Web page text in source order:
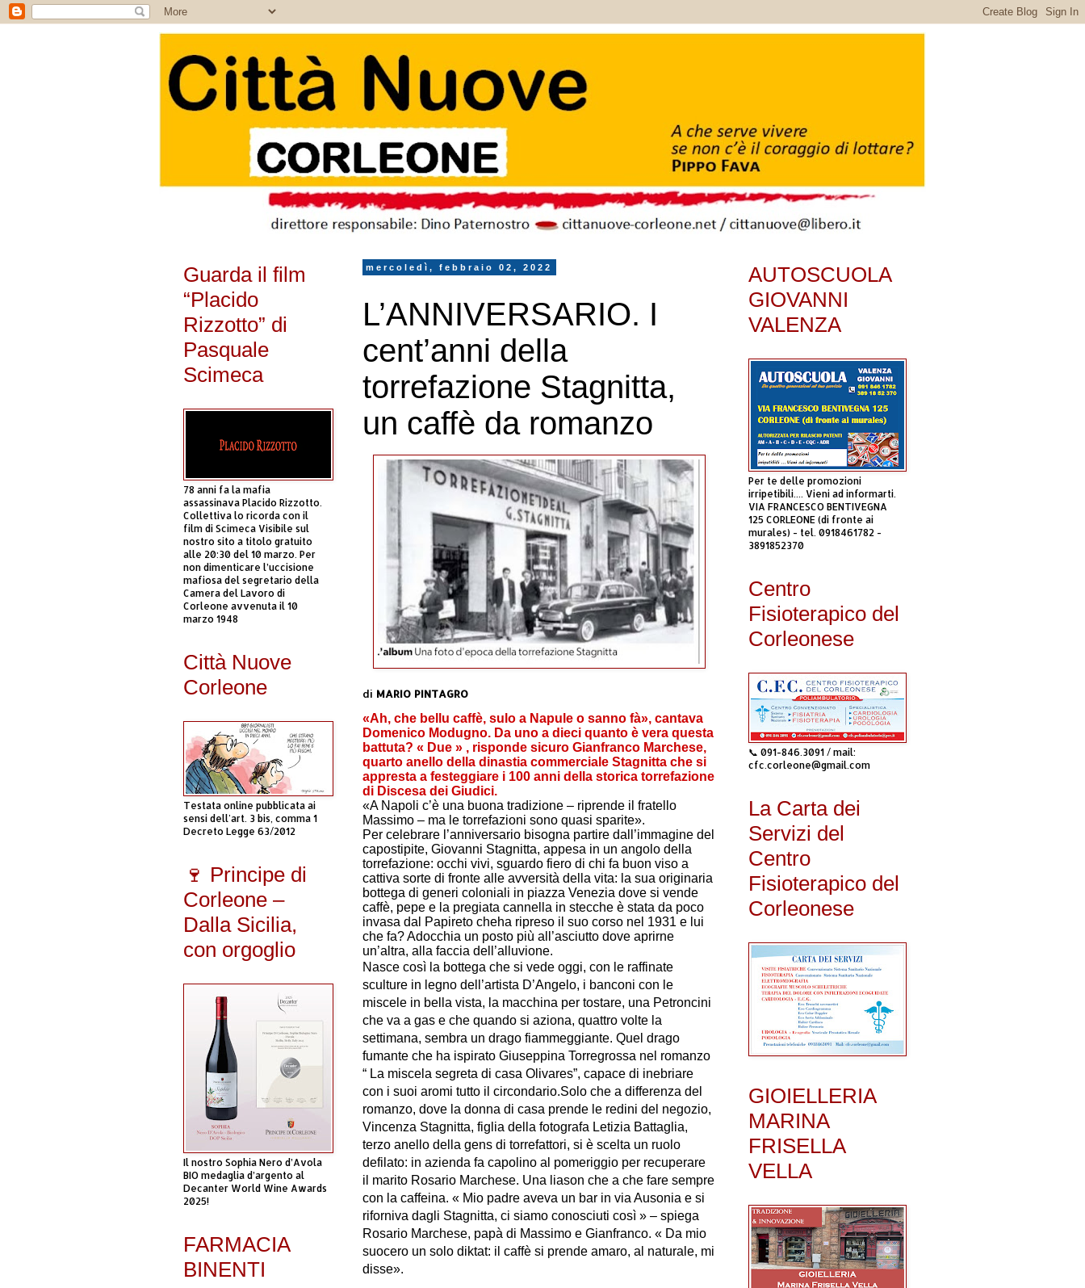
mercoledì, febbraio 02, 2022
L’ANNIVERSARIO. I
cent’anni della
torrefazione Stagnitta,
un caffè da romanzo
di MARIO PINTAGRO
«Ah, che bellu caffè, sulo a Napule o sanno fà», cantava
Domenico Modugno. Da uno a dieci quanto è vera questa
battuta? « Due » , risponde sicuro Gianfranco Marchese,
quarto anello della dinastia commerciale Stagnitta che si
appresta a festeggiare i 100 anni della storica torrefazione
di Discesa dei Giudici.
«A Napoli c’è una buona tradizione – riprende il fratello
Massimo – ma le torrefazioni sono quasi sparite».
Per celebrare l’anniversario bisogna partire dall’immagine del
capostipite, Giovanni Stagnitta, appesa in un angolo della
torrefazione: occhi vivi, sguardo fiero di chi fa buon viso a
cattiva sorte di fronte alle avversità della vita: la sua originaria
bottega di generi coloniali in piazza Venezia dove si vende
caffè, pepe e la pregiata cannella in stecche è stata da poco
invasa dal Papireto cheha ripreso il suo corso nel 1931 e lui
che fa? Adocchia un posto più all’asciutto dove aprirne
un’altra, alla faccia dell’alluvione.
Nasce così la bottega che si vede oggi, con le raffinate
sculture in legno dell’artista D’Angelo, i banconi con le
miscele in bella vista, la macchina per tostare, una Petroncini
che va a gas e che quando si aziona, quattro volte la
settimana, sembra un drago fiammeggiante. Quel drago
fumante che ha ispirato Giuseppina Torregrossa nel romanzo
“ La miscela segreta di casa Olivares”, capace di inebriare
con i suoi aromi tutto il circondario.Solo che a differenza del
romanzo, dove la donna di casa prende le redini del negozio,
Vincenza Stagnitta, figlia della fotografa Letizia Battaglia,
terzo anello della gens di torrefattori, si è scelta un ruolo
defilato: in azienda fa capolino al pomeriggio per recuperare
il marito Rosario Marchese. Una liason che a che fare sempre
con la caffeina. « Mio padre aveva un bar in via Ausonia e si
riforniva dagli Stagnitta, ci siamo conosciuti così » – spiega
Rosario Marchese, papà di Massimo e Gianfranco. « Da mio
suocero un solo diktat: il caffè si prende amaro, al naturale, mi
disse».
Guarda il film
“Placido
Rizzotto” di
Pasquale
Scimeca
78 anni fa la mafia
assassinava Placido Rizzotto.
Collettiva lo ricorda con il
film di Scimeca Visibile sul
nostro sito a titolo gratuito
alle 20:30 del 10 marzo. Per
non dimenticare l’uccisione
mafiosa del segretario della
Camera del Lavoro di
Corleone avvenuta il 10
marzo 1948
Città Nuove
Corleone
Testata online pubblicata ai
sensi dell'art. 3 bis, comma 1
Decreto Legge 63/2012
🍷 Principe di
Corleone –
Dalla Sicilia,
con orgoglio
Il nostro Sophia Nero d’Avola
BIO medaglia d’argento al
Decanter World Wine Awards
2025!
FARMACIA
BINENTI
AUTOSCUOLA
GIOVANNI
VALENZA
Per te delle promozioni
irripetibili.... Vieni ad informarti.
VIA FRANCESCO BENTIVEGNA
125 CORLEONE (di fronte ai
murales) - tel. 0918461782 -
3891852370
Centro
Fisioterapico del
Corleonese
📞 091-846.3091 / mail:
cfc.corleone@gmail.com
La Carta dei
Servizi del
Centro
Fisioterapico del
Corleonese
GIOIELLERIA
MARINA
FRISELLA
VELLA